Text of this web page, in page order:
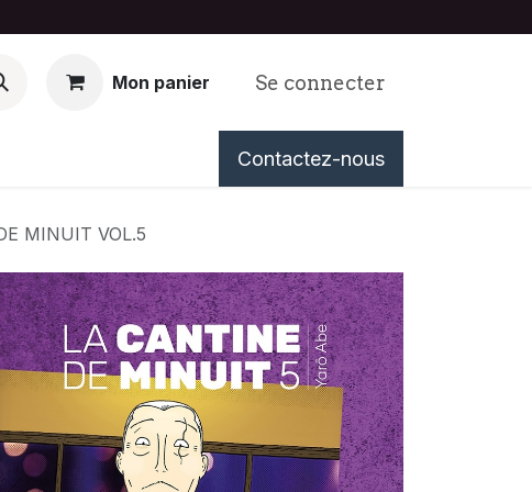
Mon panier Se connecter
Tableau de Bord
Contactez-nous
MINUIT VOL.5